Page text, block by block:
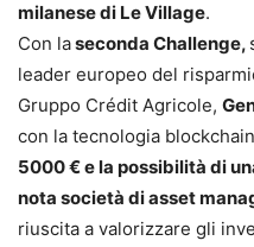
milanese di Le Village.
Con laseconda Challenge,
leader europeo del
Gruppo Crédit Agricole,
con la tecnologia
5000 € e la possibilità di
nota società di asset
riuscita a valorizzare gli